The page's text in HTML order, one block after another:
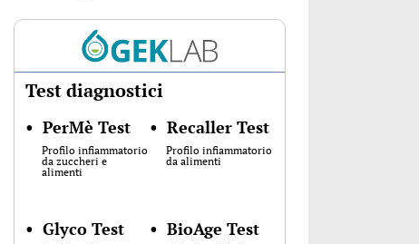
Test diagnostici
• PerMè Test
Profilo infiammatorio
da zuccheri e
alimenti
• Recaller Test
Profilo infiammatorio
da alimenti
• Glyco Test • BioAge Test